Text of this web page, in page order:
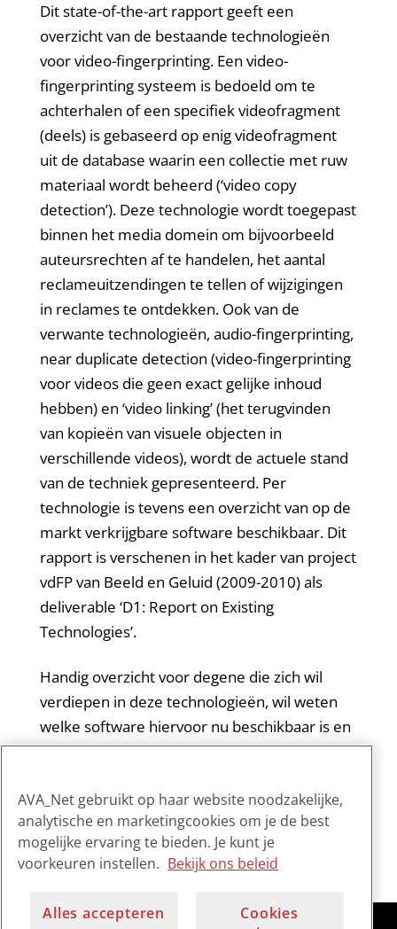
Dit state-of-the-art rapport geeft een
overzicht van de bestaande technologieën
voor video-fingerprinting. Een video-
fingerprinting systeem is bedoeld om te
achterhalen of een specifiek videofragment
(deels) is gebaseerd op enig videofragment
uit de database waarin een collectie met ruw
materiaal wordt beheerd (‘video copy
detection’). Deze technologie wordt toegepast
binnen het media domein om bijvoorbeeld
auteursrechten af te handelen, het aantal
reclameuitzendingen te tellen of wijzigingen
in reclames te ontdekken. Ook van de
verwante technologieën, audio-fingerprinting,
near duplicate detection (video-fingerprinting
voor videos die geen exact gelijke inhoud
hebben) en ‘video linking’ (het terugvinden
van kopieën van visuele objecten in
verschillende videos), wordt de actuele stand
van de techniek gepresenteerd. Per
technologie is tevens een overzicht van op de
markt verkrijgbare software beschikbaar. Dit
rapport is verschenen in het kader van project
vdFP van Beeld en Geluid (2009-2010) als
deliverable ‘D1: Report on Existing
Technologies’.
Handig overzicht voor degene die zich wil
verdiepen in deze technologieën, wil weten
welke software hiervoor nu beschikbaar is en
wat de mogelijkheden en beperkingen in het
nu zijn.
AVA_Net gebruikt op haar website noodzakelijke,
analytische en marketingcookies om je de best
mogelijke ervaring te bieden. Je kunt je
voorkeuren instellen. Bekijk ons beleid
Alles accepteren
Cookies